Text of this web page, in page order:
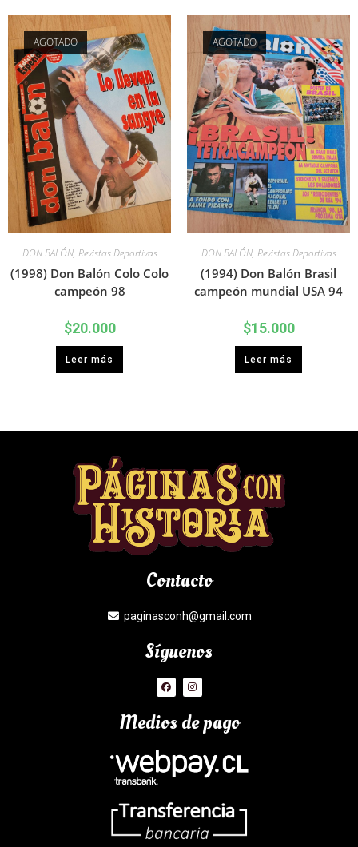
AGOTADO
DON BALÓN, Revistas Deportivas
(1998) Don Balón Colo Colo
campeón 98
$20.000
Leer más
AGOTADO
DON BALÓN, Revistas Deportivas
(1994) Don Balón Brasil
campeón mundial USA 94
$15.000
Leer más
Contacto
paginasconh@gmail.com
Síguenos
Medios de pago